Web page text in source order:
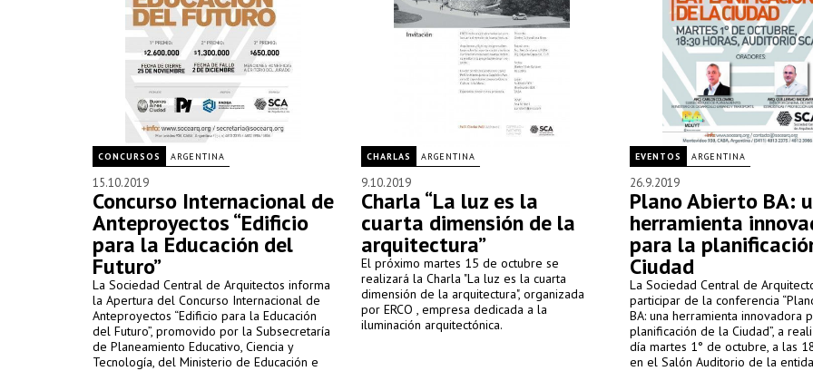
CONCURSOS ARGENTINA
15.10.2019
Concurso Internacional de
Anteproyectos “Edificio
para la Educación del
Futuro”
La Sociedad Central de Arquitectos informa
la Apertura del Concurso Internacional de
Anteproyectos “Edificio para la Educación
del Futuro”, promovido por la Subsecretaría
de Planeamiento Educativo, Ciencia y
Tecnología, del Ministerio de Educación e
CHARLAS ARGENTINA
9.10.2019
Charla “La luz es la
cuarta dimensión de la
arquitectura”
El próximo martes 15 de octubre se
realizará la Charla "La luz es la cuarta
dimensión de la arquitectura", organizada
por ERCO , empresa dedicada a la
iluminación arquitectónica.
EVENTOS ARGENTINA
26.9.2019
Plano Abierto BA:
herramienta
para la
Ciudad
La Sociedad Central de
participar de la conferencia
BA: una herramienta innovadora
planificación de la Ciudad”, a
día martes 1° de octubre, a las
en el Salón Auditorio de la